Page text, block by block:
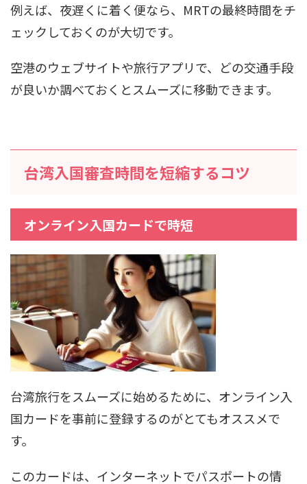
例えば、夜遅くに着く便なら、MRTの最終時間をチ
ェックしておくのが大切です。
空港のウェブサイトや旅行アプリで、どの交通手段
が良いか調べておくとスムーズに移動できます。
台湾入国審査時間を短縮するコツ
オンライン入国カードで時短
台湾旅行をスムーズに始めるために、オンライン入
国カードを事前に登録するのがとてもオススメで
す。
このカードは、インターネットでパスポートの情